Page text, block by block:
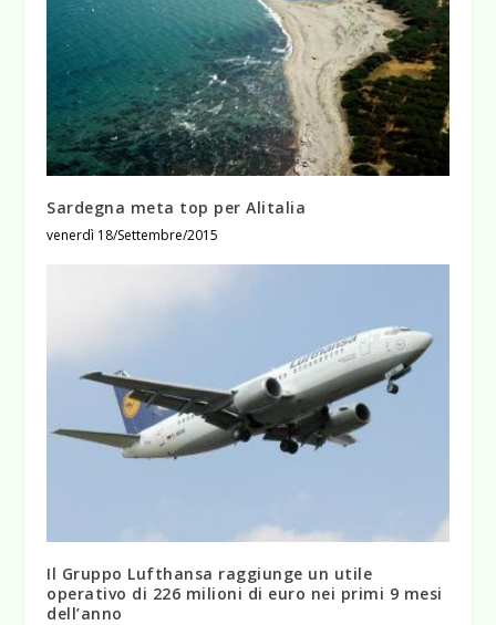
Sardegna meta top per Alitalia
venerdì 18/Settembre/2015
Il Gruppo Lufthansa raggiunge un utile
operativo di 226 milioni di euro nei primi 9 mesi
dell’anno